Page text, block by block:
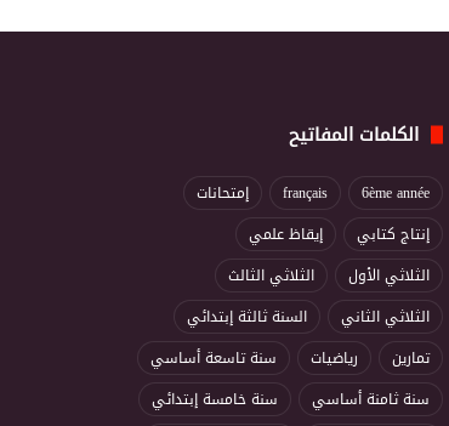
الكلمات المفاتيح
6ème année
français
إمتحانات
إنتاج كتابي
إيقاظ علمي
الثلاثي الأول
الثلاثي الثالث
الثلاثي الثاني
السنة ثالثة إبتدائي
تمارين
رياضيات
سنة تاسعة أساسي
سنة ثامنة أساسي
سنة خامسة إبتدائي